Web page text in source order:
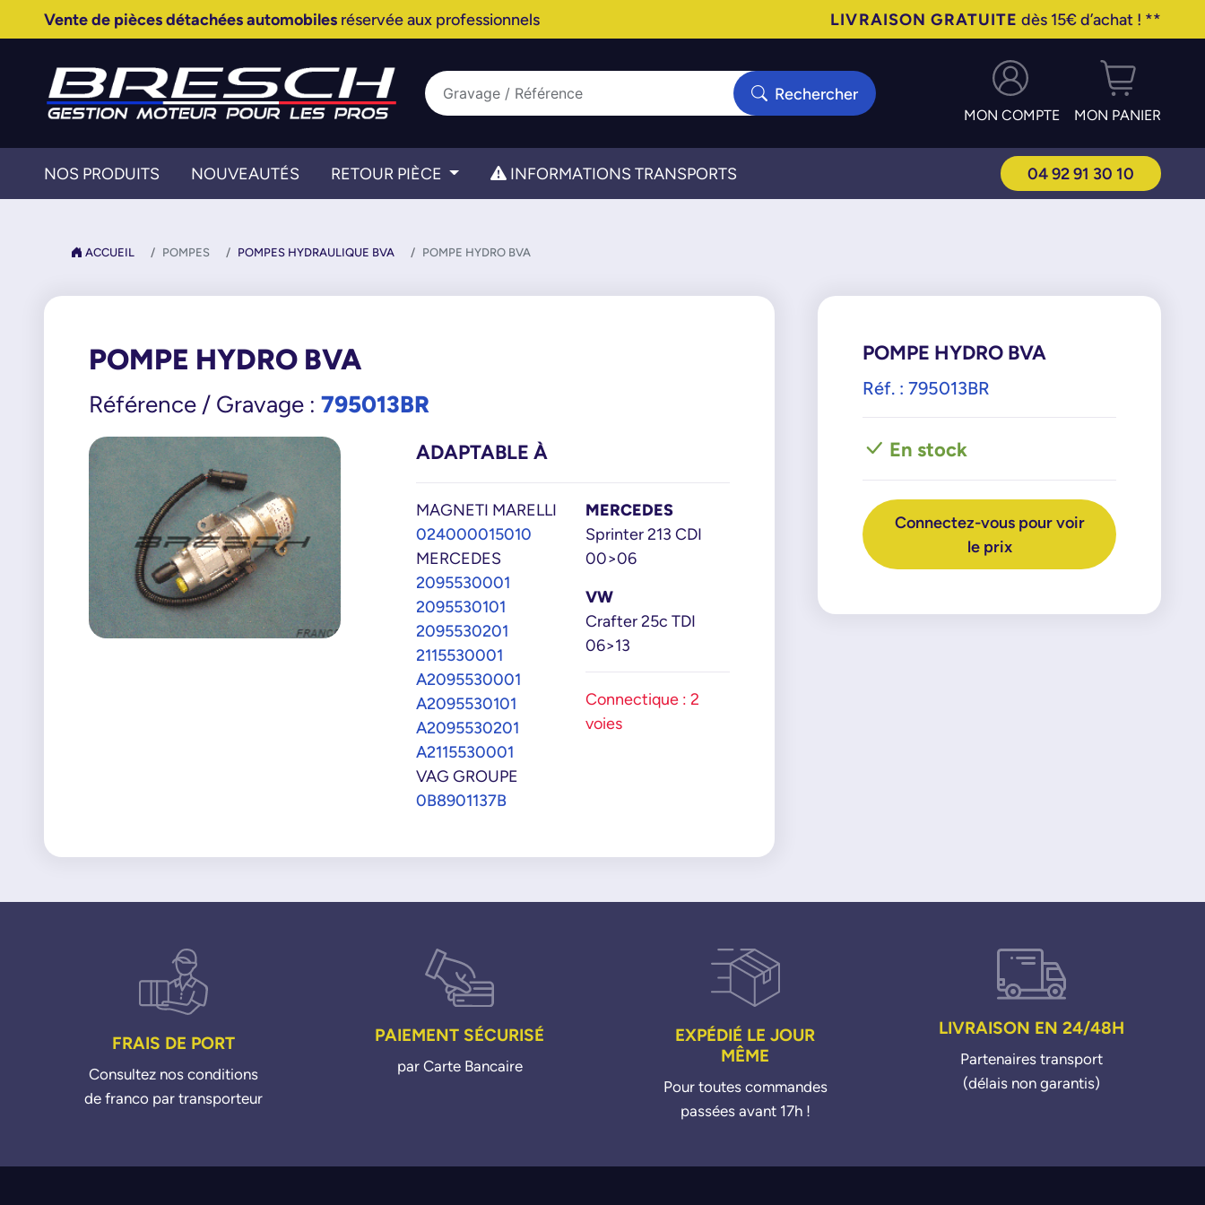
Vente de pièces détachées automobilesréservée aux professionnels LIVRAISON GRATUITE dès 15€ d’achat ! **
Rechercher
MON COMPTE MON PANIER
NOS PRODUITS NOUVEAUTÉS RETOUR PIÈCE INFORMATIONS TRANSPORTS 04 92 91 30 10
ACCUEIL POMPES POMPES HYDRAULIQUE BVA POMPE HYDRO BVA
POMPE HYDRO BVA
Référence / Gravage : 795013BR
ADAPTABLE À
MAGNETI MARELLI
024000015010
MERCEDES
2095530001
2095530101
2095530201
2115530001
A2095530001
A2095530101
A2095530201
A2115530001
VAG GROUPE
0B8901137B
MERCEDES
Sprinter 213 CDI
00>06
VW
Crafter 25c TDI
06>13
Connectique : 2
voies
POMPE HYDRO BVA
Réf. : 795013BR
En stock
Connectez-vous pour voir
le prix
FRAIS DE PORT
Consultez nos conditions
de franco par transporteur
PAIEMENT SÉCURISÉ
par Carte Bancaire
EXPÉDIÉ LE JOUR
MÊME
Pour toutes commandes
passées avant 17h !
LIVRAISON EN 24/48H
Partenaires transport
(délais non garantis)